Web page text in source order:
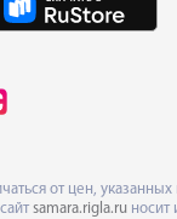
от цен,
samara.rigla.ru носит